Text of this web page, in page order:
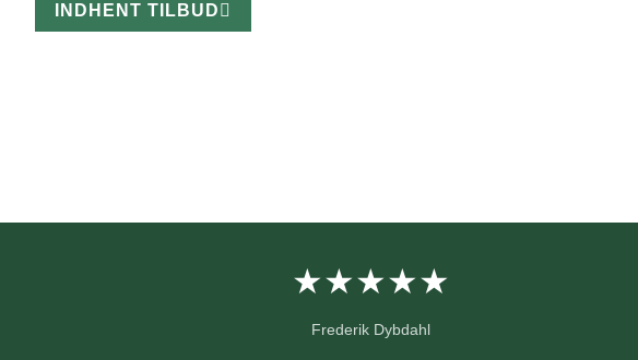
INDHENT TILBUD
★★★★★
Frederik Dybdahl